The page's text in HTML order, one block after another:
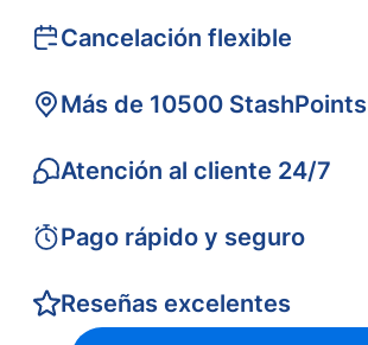
Cancelación flexible
Más de 10500 StashPoints
Atención al cliente 24/7
Pago rápido y seguro
Reseñas excelentes